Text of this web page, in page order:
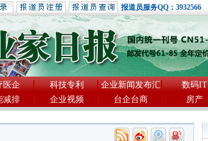
报道员服务QQ：3932566
医企 科技专利 企业新闻发布汇 数码IT
减排 企业视频 台企台商 房产